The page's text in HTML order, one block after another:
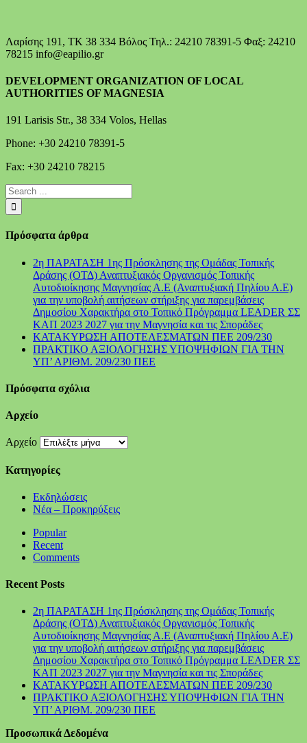
Λαρίσης 191, ΤΚ 38 334 Βόλος Τηλ.: 24210 78391-5 Φαξ: 24210
78215 info@eapilio.gr
DEVELOPMENT ORGANIZATION OF LOCAL
AUTHORITIES OF MAGNESIA
191 Larisis Str., 38 334 Volos, Hellas
Phone: +30 24210 78391-5
Fax: +30 24210 78215
Πρόσφατα άρθρα
2η ΠΑΡΑΤΑΣΗ 1ης Πρόσκλησης της Ομάδας Τοπικής
Δράσης (ΟΤΔ) Αναπτυξιακός Οργανισμός Τοπικής
Αυτοδιοίκησης Μαγνησίας Α.Ε (Αναπτυξιακή Πηλίου Α.Ε)
για την υποβολή αιτήσεων στήριξης για παρεμβάσεις
Δημοσίου Χαρακτήρα στο Τοπικό Πρόγραμμα LEADER ΣΣ
ΚΑΠ 2023 2027 για την Μαγνησία και τις Σποράδες
ΚΑΤΑΚΥΡΩΣΗ ΑΠΟΤΕΛΕΣΜΑΤΩΝ ΠΕΕ 209/230
ΠΡΑΚΤΙΚΟ ΑΞΙΟΛΟΓΗΣΗΣ ΥΠΟΨΗΦΙΩΝ ΓΙΑ ΤΗΝ
ΥΠ’ ΑΡΙΘΜ. 209/230 ΠΕΕ
Πρόσφατα σχόλια
Αρχείο
Αρχείο
Kατηγορίες
Εκδηλώσεις
Νέα – Προκηρύξεις
Popular
Recent
Comments
Recent Posts
2η ΠΑΡΑΤΑΣΗ 1ης Πρόσκλησης της Ομάδας Τοπικής
Δράσης (ΟΤΔ) Αναπτυξιακός Οργανισμός Τοπικής
Αυτοδιοίκησης Μαγνησίας Α.Ε (Αναπτυξιακή Πηλίου Α.Ε)
για την υποβολή αιτήσεων στήριξης για παρεμβάσεις
Δημοσίου Χαρακτήρα στο Τοπικό Πρόγραμμα LEADER ΣΣ
ΚΑΠ 2023 2027 για την Μαγνησία και τις Σποράδες
ΚΑΤΑΚΥΡΩΣΗ ΑΠΟΤΕΛΕΣΜΑΤΩΝ ΠΕΕ 209/230
ΠΡΑΚΤΙΚΟ ΑΞΙΟΛΟΓΗΣΗΣ ΥΠΟΨΗΦΙΩΝ ΓΙΑ ΤΗΝ
ΥΠ’ ΑΡΙΘΜ. 209/230 ΠΕΕ
Προσωπικά Δεδομένα